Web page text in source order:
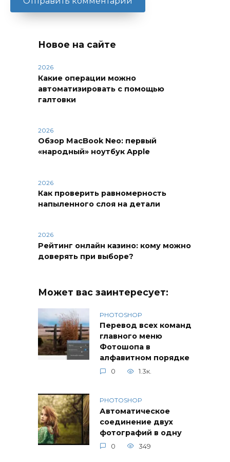
Новое на сайте
2026
Какие операции можно
автоматизировать с помощью
галтовки
2026
Обзор MacBook Neo: первый
«народный» ноутбук Apple
2026
Как проверить равномерность
напыленного слоя на детали
2026
Рейтинг онлайн казино: кому можно
доверять при выборе?
Может вас заинтересует:
PHOTOSHOP
Перевод всех команд
главного меню
Фотошопа в
алфавитном порядке
0 1.3к.
PHOTOSHOP
Автоматическое
соединение двух
фотографий в одну
0 349